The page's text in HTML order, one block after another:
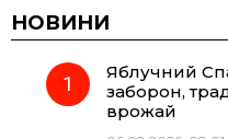
c
e e
НОВИНИ
Яблучний
заборон,
врожай